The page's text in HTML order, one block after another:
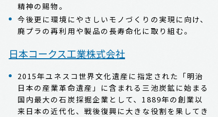
精神の賜物。
今後更に環境にやさしいモノづくりの実現に向け、
廃プラの再利用や製品の長寿命化に取り組む。
日本コークス工業株式会社
2015年ユネスコ世界文化遺産に指定された「明治
日本の産業革命遺産」に含まれる三池炭鉱に始まる
国内最大の石炭採掘企業として、1889年の創業以
来日本の近代化、戦後復興に大きな役割を果してき